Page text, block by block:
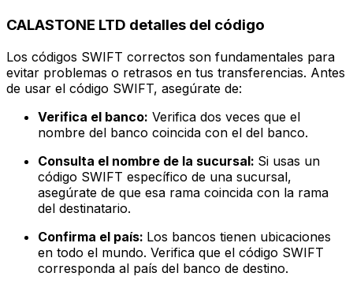
CALASTONE LTD detalles del código
Los códigos SWIFT correctos son fundamentales para
evitar problemas o retrasos en tus transferencias. Antes
de usar el código SWIFT, asegúrate de:
Verifica el banco: Verifica dos veces que el
nombre del banco coincida con el del banco.
Consulta el nombre de la sucursal: Si usas un
código SWIFT específico de una sucursal,
asegúrate de que esa rama coincida con la rama
del destinatario.
Confirma el país: Los bancos tienen ubicaciones
en todo el mundo. Verifica que el código SWIFT
corresponda al país del banco de destino.